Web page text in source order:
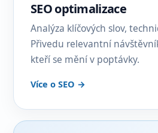
SEO optimalizace
Analýza klíčových slov,
Přivedu relevantní
kteří se mění v poptávky.
Více o SEO →